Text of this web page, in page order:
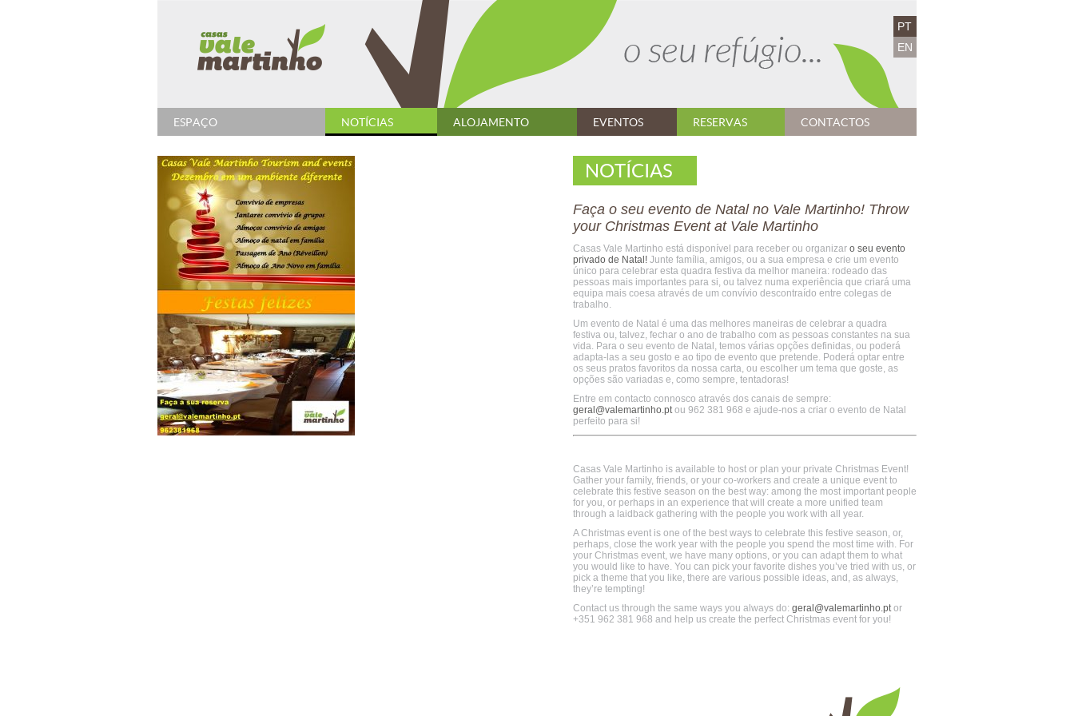
PT
EN
ESPAÇO NOTÍCIAS ALOJAMENTO EVENTOS RESERVAS CONTACTOS
NOTÍCIAS
Faça o seu evento de Natal no Vale Martinho! Throw
your Christmas Event at Vale Martinho
Casas Vale Martinho está disponível para receber ou organizar o seu evento
privado de Natal! Junte família, amigos, ou a sua empresa e crie um evento
único para celebrar esta quadra festiva da melhor maneira: rodeado das
pessoas mais importantes para si, ou talvez numa experiência que criará uma
equipa mais coesa através de um convívio descontraído entre colegas de
trabalho.
Um evento de Natal é uma das melhores maneiras de celebrar a quadra
festiva ou, talvez, fechar o ano de trabalho com as pessoas constantes na sua
vida. Para o seu evento de Natal, temos várias opções definidas, ou poderá
adapta-las a seu gosto e ao tipo de evento que pretende. Poderá optar entre
os seus pratos favoritos da nossa carta, ou escolher um tema que goste, as
opções são variadas e, como sempre, tentadoras!
Entre em contacto connosco através dos canais de sempre:
geral@valemartinho.ptou 962 381 968 e ajude-nos a criar o evento de Natal
perfeito para si!
Casas Vale Martinho is available to host or plan your private Christmas Event!
Gather your family, friends, or your co-workers and create a unique event to
celebrate this festive season on the best way: among the most important people
for you, or perhaps in an experience that will create a more unified team
through a laidback gathering with the people you work with all year.
A Christmas event is one of the best ways to celebrate this festive season, or,
perhaps, close the work year with the people you spend the most time with. For
your Christmas event, we have many options, or you can adapt them to what
you would like to have. You can pick your favorite dishes you’ve tried with us, or
pick a theme that you like, there are various possible ideas, and, as always,
they’re tempting!
Contact us through the same ways you always do: geral@valemartinho.ptor
+351 962 381 968 and help us create the perfect Christmas event for you!